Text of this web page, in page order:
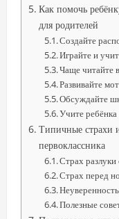
Как помочь
для родителей
Создайте
Играйте и
Чаще читайте
Развивайте
Обсуждайте
Учите
Типичные страхи
первоклассника
Страх
Страх перед
Полезные